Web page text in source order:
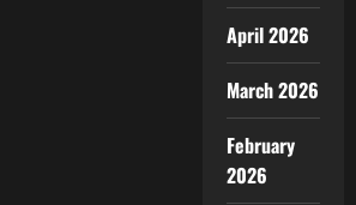
April 2026
March 2026
February
2026